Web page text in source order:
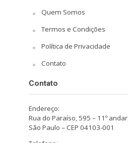
Quem Somos
Termos e Condições
Política de Privacidade
Contato
Contato
Endereço:
Rua do Paraíso, 595 – 11º andar
São Paulo – CEP 04103-001